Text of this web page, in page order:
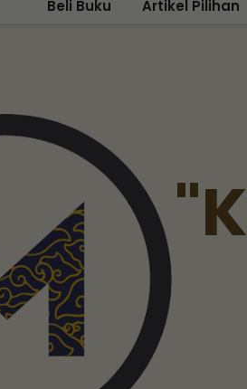
Beli Buku Artikel Pilihan
"K